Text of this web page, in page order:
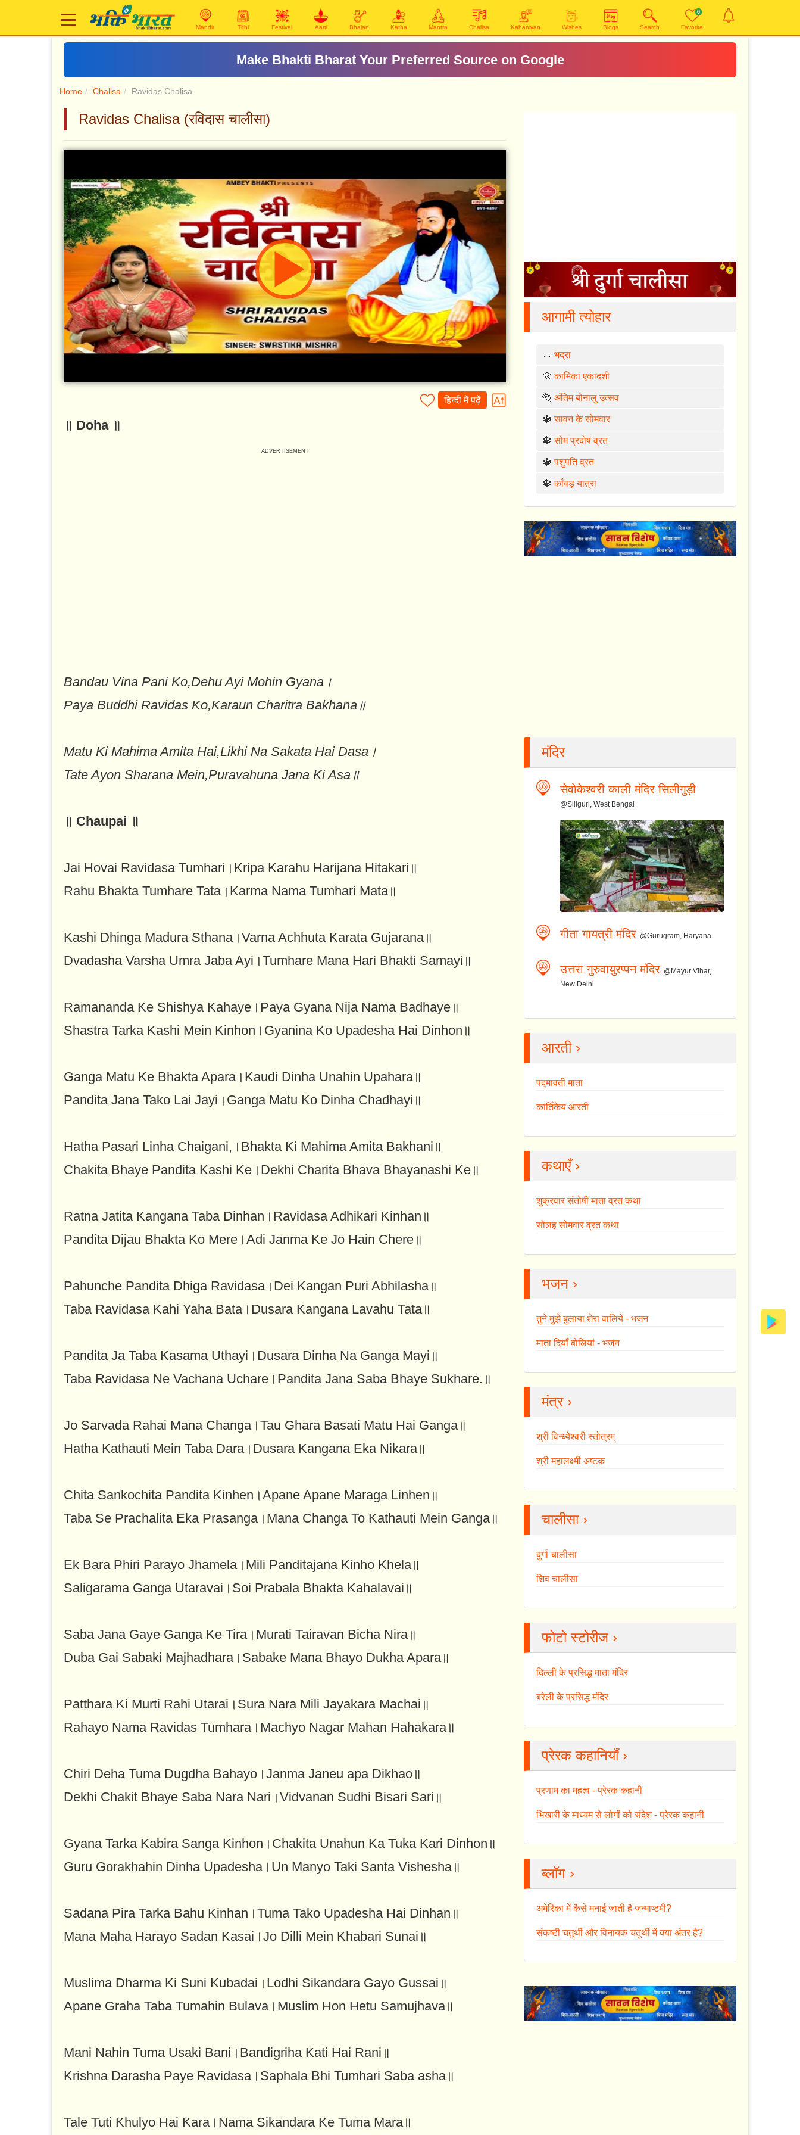
Mandir Tithi Festival Aarti Bhajan Katha Mantra Chalisa Kahaniyan Wishes Blogs Search
0
Favorite
Make Bhakti Bharat Your Preferred Source on Google
Home Chalisa Ravidas Chalisa
Ravidas Chalisa (रविदास चालीसा)
हिन्दी में पढ़ें
॥ Doha ॥
Bandau Vina Pani Ko,Dehu Ayi Mohin Gyana।
Paya Buddhi Ravidas Ko,Karaun Charitra Bakhana॥
Matu Ki Mahima Amita Hai,Likhi Na Sakata Hai Dasa।
Tate Ayon Sharana Mein,Puravahuna Jana Ki Asa॥
॥ Chaupai ॥
Jai Hovai Ravidasa Tumhari।Kripa Karahu Harijana Hitakari॥
Rahu Bhakta Tumhare Tata।Karma Nama Tumhari Mata॥
Kashi Dhinga Madura Sthana।Varna Achhuta Karata Gujarana॥
Dvadasha Varsha Umra Jaba Ayi।Tumhare Mana Hari Bhakti Samayi॥
Ramananda Ke Shishya Kahaye।Paya Gyana Nija Nama Badhaye॥
Shastra Tarka Kashi Mein Kinhon।Gyanina Ko Upadesha Hai Dinhon॥
Ganga Matu Ke Bhakta Apara।Kaudi Dinha Unahin Upahara॥
Pandita Jana Tako Lai Jayi।Ganga Matu Ko Dinha Chadhayi॥
Hatha Pasari Linha Chaigani,।Bhakta Ki Mahima Amita Bakhani॥
Chakita Bhaye Pandita Kashi Ke।Dekhi Charita Bhava Bhayanashi Ke॥
Ratna Jatita Kangana Taba Dinhan।Ravidasa Adhikari Kinhan॥
Pandita Dijau Bhakta Ko Mere।Adi Janma Ke Jo Hain Chere॥
Pahunche Pandita Dhiga Ravidasa।Dei Kangan Puri Abhilasha॥
Taba Ravidasa Kahi Yaha Bata।Dusara Kangana Lavahu Tata॥
Pandita Ja Taba Kasama Uthayi।Dusara Dinha Na Ganga Mayi॥
Taba Ravidasa Ne Vachana Uchare।Pandita Jana Saba Bhaye Sukhare.॥
Jo Sarvada Rahai Mana Changa।Tau Ghara Basati Matu Hai Ganga॥
Hatha Kathauti Mein Taba Dara।Dusara Kangana Eka Nikara॥
Chita Sankochita Pandita Kinhen।Apane Apane Maraga Linhen॥
Taba Se Prachalita Eka Prasanga।Mana Changa To Kathauti Mein Ganga॥
Ek Bara Phiri Parayo Jhamela।Mili Panditajana Kinho Khela॥
Saligarama Ganga Utaravai।Soi Prabala Bhakta Kahalavai॥
Saba Jana Gaye Ganga Ke Tira।Murati Tairavan Bicha Nira॥
Duba Gai Sabaki Majhadhara।Sabake Mana Bhayo Dukha Apara॥
Patthara Ki Murti Rahi Utarai।Sura Nara Mili Jayakara Machai॥
Rahayo Nama Ravidas Tumhara।Machyo Nagar Mahan Hahakara॥
Chiri Deha Tuma Dugdha Bahayo।Janma Janeu apa Dikhao॥
Dekhi Chakit Bhaye Saba Nara Nari।Vidvanan Sudhi Bisari Sari॥
Gyana Tarka Kabira Sanga Kinhon।Chakita Unahun Ka Tuka Kari Dinhon॥
Guru Gorakhahin Dinha Upadesha।Un Manyo Taki Santa Vishesha॥
Sadana Pira Tarka Bahu Kinhan।Tuma Tako Upadesha Hai Dinhan॥
Mana Maha Harayo Sadan Kasai।Jo Dilli Mein Khabari Sunai॥
Muslima Dharma Ki Suni Kubadai।Lodhi Sikandara Gayo Gussai॥
Apane Graha Taba Tumahin Bulava।Muslim Hon Hetu Samujhava॥
Mani Nahin Tuma Usaki Bani।Bandigriha Kati Hai Rani॥
Krishna Darasha Paye Ravidasa।Saphala Bhi Tumhari Saba asha॥
Tale Tuti Khulyo Hai Kara।Nama Sikandara Ke Tuma Mara॥
आगामी त्योहार
📜भद्रा
🐚कामिका एकादशी
🐅अंतिम बोनालु उत्सव
🔱सावन के सोमवार
🔱सोम प्रदोष व्रत
🔱पशुपति व्रत
🔱काँवड़ यात्रा
मंदिर
सेवोकेश्वरी काली मंदिर सिलीगुड़ी
@Siliguri, West Bengal
गीता गायत्री मंदिर @Gurugram, Haryana
उत्तरा गुरुवायुरप्पन मंदिर @Mayur Vihar,
New Delhi
आरती ›
पद्मावती माता
कार्तिकेय आरती
कथाएँ ›
शुक्रवार संतोषी माता व्रत कथा
सोलह सोमवार व्रत कथा
भजन ›
तुने मुझे बुलाया शेरा वालिये - भजन
माता दियाँ बोलियां - भजन
मंत्र ›
श्री विन्ध्येश्वरी स्तोत्रम्
श्री महालक्ष्मी अष्टक
चालीसा ›
दुर्गा चालीसा
शिव चालीसा
फोटो स्टोरीज ›
दिल्ली के प्रसिद्ध माता मंदिर
बरेली के प्रसिद्ध मंदिर
प्रेरक कहानियाँ ›
प्रणाम का महत्व - प्रेरक कहानी
भिखारी के माध्यम से लोगों को संदेश - प्रेरक कहानी
ब्लॉग ›
अमेरिका में कैसे मनाई जाती है जन्माष्टमी?
संकष्टी चतुर्थी और विनायक चतुर्थी में क्या अंतर है?